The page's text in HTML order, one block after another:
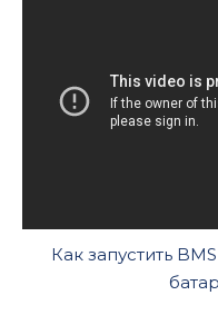
Как запустить